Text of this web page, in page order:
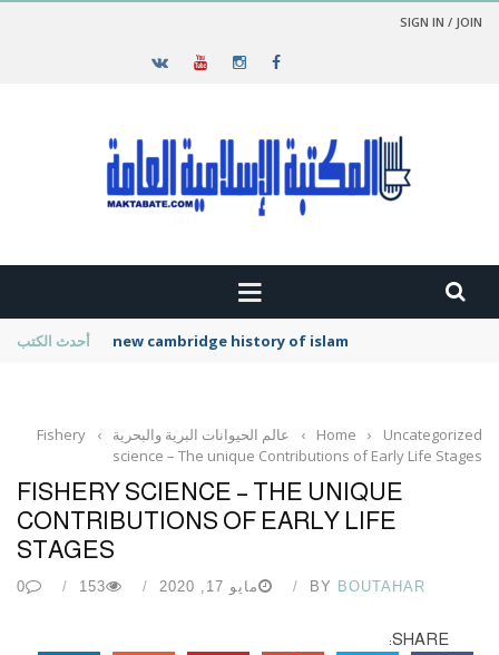
SIGN IN / JOIN
أحدث الكتب new cambridge history of islam
Home › Uncategorized
› عالم الحيوانات البرية والبحرية ›
Fishery
science – The unique Contributions of Early Life Stages
FISHERY SCIENCE – THE UNIQUE
CONTRIBUTIONS OF EARLY LIFE
STAGES
BY BOUTAHAR مايو 17, 2020 153
0
SHARE: